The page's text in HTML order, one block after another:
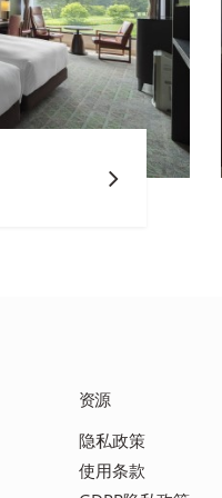
资源
隐私政策
使用条款